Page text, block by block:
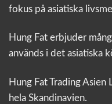
fokus på asiatiska
Hung Fat erbjuder
används i det asiatiska
Hung Fat Trading
hela Skandinavien.